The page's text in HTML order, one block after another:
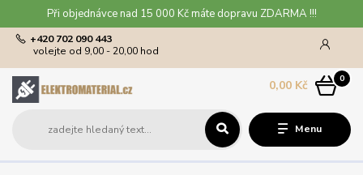
Při objednávce nad 15 000 Kč máte dopravu ZDARMA !!!
Menu
+420 702 090 443
volejte od 9,00 - 20,00 hod
0
0,00 Kč